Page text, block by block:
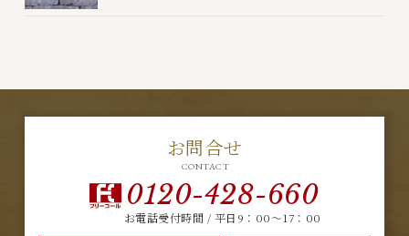
お問合せ
CONTACT
0120-428-660
お電話受付時間 / 平日9：00～17：00